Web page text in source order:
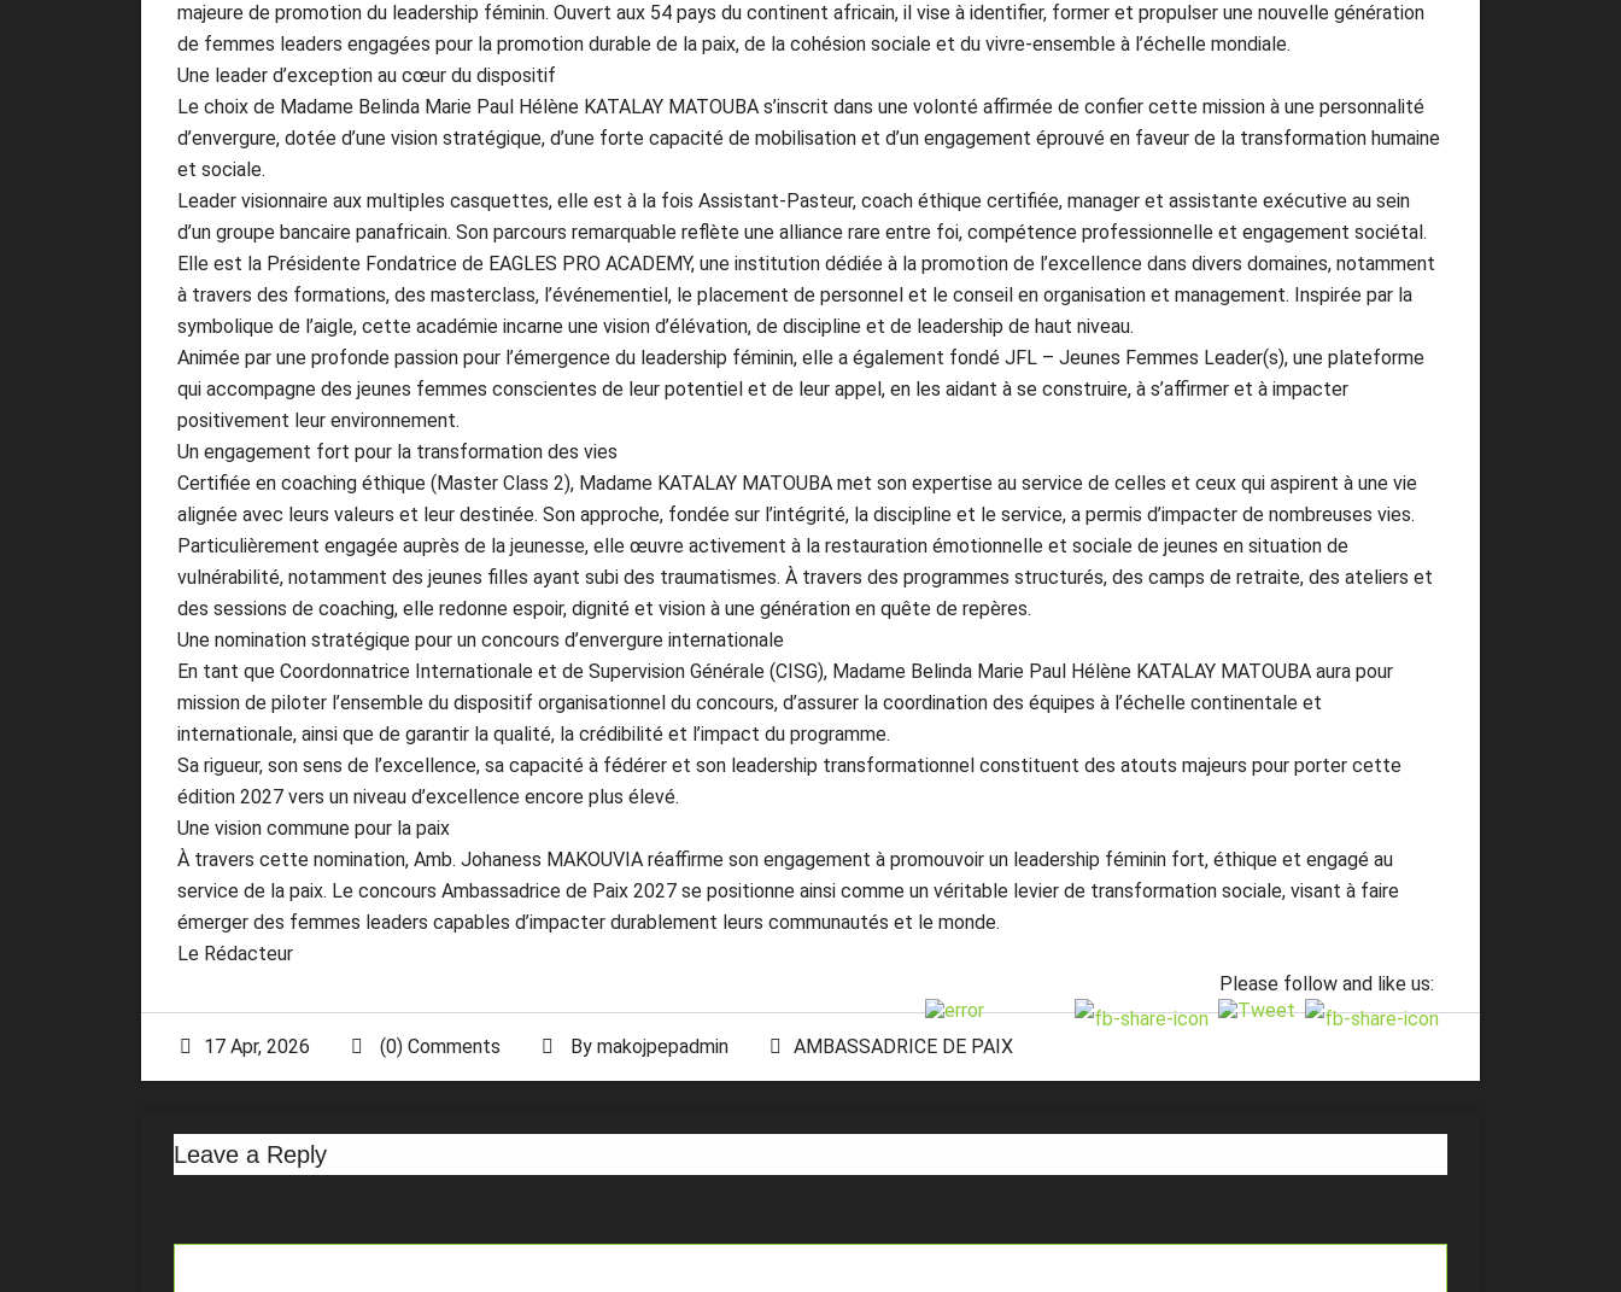
majeure de promotion du leadership féminin. Ouvert aux 54 pays du continent africain, il vise à identifier, former et propulser une nouvelle génération
de femmes leaders engagées pour la promotion durable de la paix, de la cohésion sociale et du vivre-ensemble à l’échelle mondiale.
Une leader d’exception au cœur du dispositif
Le choix de Madame Belinda Marie Paul Hélène KATALAY MATOUBA s’inscrit dans une volonté affirmée de confier cette mission à une personnalité
d’envergure, dotée d’une vision stratégique, d’une forte capacité de mobilisation et d’un engagement éprouvé en faveur de la transformation humaine
et sociale.
Leader visionnaire aux multiples casquettes, elle est à la fois Assistant-Pasteur, coach éthique certifiée, manager et assistante exécutive au sein
d’un groupe bancaire panafricain. Son parcours remarquable reflète une alliance rare entre foi, compétence professionnelle et engagement sociétal.
Elle est la Présidente Fondatrice de EAGLES PRO ACADEMY, une institution dédiée à la promotion de l’excellence dans divers domaines, notamment
à travers des formations, des masterclass, l’événementiel, le placement de personnel et le conseil en organisation et management. Inspirée par la
symbolique de l’aigle, cette académie incarne une vision d’élévation, de discipline et de leadership de haut niveau.
Animée par une profonde passion pour l’émergence du leadership féminin, elle a également fondé JFL – Jeunes Femmes Leader(s), une plateforme
qui accompagne des jeunes femmes conscientes de leur potentiel et de leur appel, en les aidant à se construire, à s’affirmer et à impacter
positivement leur environnement.
Un engagement fort pour la transformation des vies
Certifiée en coaching éthique (Master Class 2), Madame KATALAY MATOUBA met son expertise au service de celles et ceux qui aspirent à une vie
alignée avec leurs valeurs et leur destinée. Son approche, fondée sur l’intégrité, la discipline et le service, a permis d’impacter de nombreuses vies.
Particulièrement engagée auprès de la jeunesse, elle œuvre activement à la restauration émotionnelle et sociale de jeunes en situation de
vulnérabilité, notamment des jeunes filles ayant subi des traumatismes. À travers des programmes structurés, des camps de retraite, des ateliers et
des sessions de coaching, elle redonne espoir, dignité et vision à une génération en quête de repères.
Une nomination stratégique pour un concours d’envergure internationale
En tant que Coordonnatrice Internationale et de Supervision Générale (CISG), Madame Belinda Marie Paul Hélène KATALAY MATOUBA aura pour
mission de piloter l’ensemble du dispositif organisationnel du concours, d’assurer la coordination des équipes à l’échelle continentale et
internationale, ainsi que de garantir la qualité, la crédibilité et l’impact du programme.
Sa rigueur, son sens de l’excellence, sa capacité à fédérer et son leadership transformationnel constituent des atouts majeurs pour porter cette
édition 2027 vers un niveau d’excellence encore plus élevé.
Une vision commune pour la paix
À travers cette nomination, Amb. Johaness MAKOUVIA réaffirme son engagement à promouvoir un leadership féminin fort, éthique et engagé au
service de la paix. Le concours Ambassadrice de Paix 2027 se positionne ainsi comme un véritable levier de transformation sociale, visant à faire
émerger des femmes leaders capables d’impacter durablement leurs communautés et le monde.
Le Rédacteur
Please follow and like us:
17 Apr, 2026 (0) Comments By makojpepadmin AMBASSADRICE DE PAIX
Leave a Reply